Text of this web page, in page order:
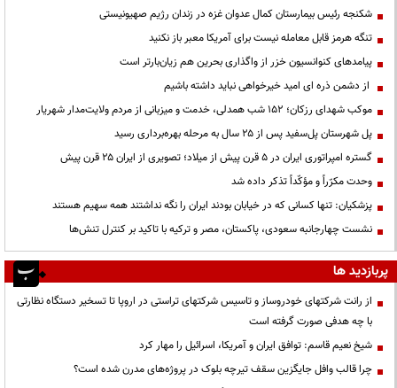
شکنجه رئیس بیمارستان کمال عدوان غزه در زندان رژیم صهیونیستی
تنگه هرمز قابل معامله نیست برای آمریکا معبر باز نکنید
پیامدهای کنوانسیون خزر از واگذاری بحرین هم زیان‌بارتر است
از دشمن ذره ای امید خیرخواهی نباید داشته باشیم
موکب شهدای رزکان؛ ۱۵۲ شب همدلی، خدمت و میزبانی از مردم ولایت‌مدار شهریار
پل شهرستان پل‌سفید پس از ۲۵ سال به مرحله بهره‌برداری رسید
گستره امپراتوری ایران در ۵ قرن پیش از میلاد؛ تصویری از ایران ۲۵ قرن پیش
وحدت مکرّراً و مؤکّداً تذکر داده شد
پزشکیان: تنها کسانی که در خیابان بودند ایران را نگه نداشتند همه سهیم هستند
نشست چهارجانبه سعودی، پاکستان، مصر و ترکیه با تاکید بر کنترل تنش‌ها
پربازدید ها
از رانت‌ شرکتهای خودروساز و تاسیس شرکتهای تراستی در اروپا تا تسخیر دستگاه نظارتی
با چه هدفی صورت گرفته است
شیخ نعیم قاسم: توافق ایران و آمریکا، اسرائیل را مهار کرد
چرا قالب وافل جایگزین سقف تیرچه بلوک در پروژه‌های مدرن شده است؟